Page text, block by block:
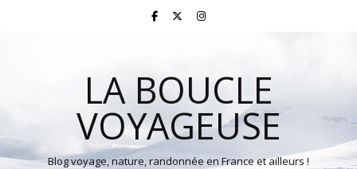
LA BOUCLE
VOYAGEUSE
Blog voyage, nature, randonnée en France et ailleurs !